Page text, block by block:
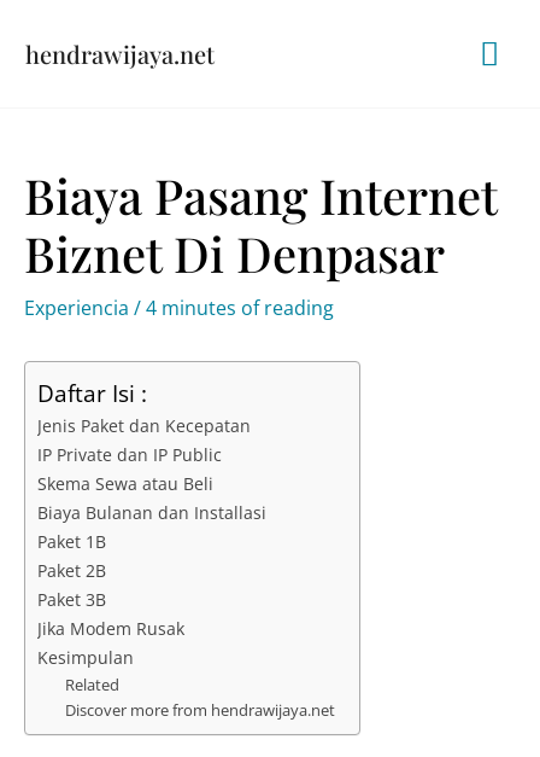
hendrawijaya.net
Biaya Pasang Internet
Biznet Di Denpasar
Experiencia /4 minutes of reading
Daftar Isi :
Jenis Paket dan Kecepatan
IP Private dan IP Public
Skema Sewa atau Beli
Biaya Bulanan dan Installasi
Paket 1B
Paket 2B
Paket 3B
Jika Modem Rusak
Kesimpulan
Related
Discover more from hendrawijaya.net